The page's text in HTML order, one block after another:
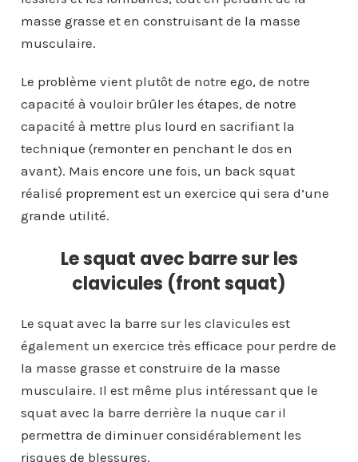
masse grasse et en construisant de la masse
musculaire.
Le problème vient plutôt de notre ego, de notre
capacité à vouloir brûler les étapes, de notre
capacité à mettre plus lourd en sacrifiant la
technique (remonter en penchant le dos en
avant). Mais encore une fois, un back squat
réalisé proprement est un exercice qui sera d’une
grande utilité.
Le squat avec barre sur les
clavicules (front squat)
Le squat avec la barre sur les clavicules est
également un exercice très efficace pour perdre de
la masse grasse et construire de la masse
musculaire. Il est même plus intéressant que le
squat avec la barre derrière la nuque car il
permettra de diminuer considérablement les
risques de blessures.